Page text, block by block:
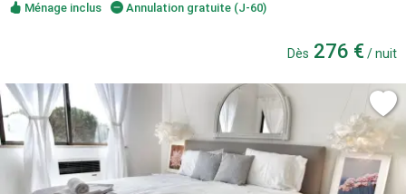
Ménage inclus Annulation gratuite (J-60)
Dès 276 € / nuit